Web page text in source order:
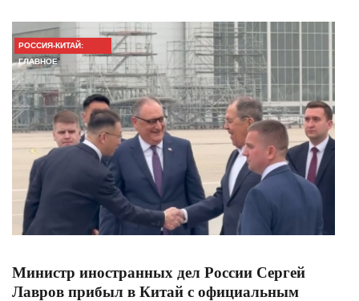
РОССИЯ-КИТАЙ:
ГЛАВНОЕ
Министр иностранных дел России Сергей
Лавров прибыл в Китай с официальным